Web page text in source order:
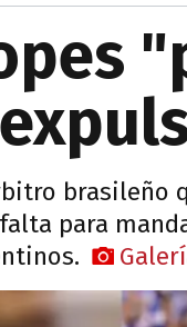
brasileño
para